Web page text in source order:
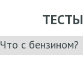
ТЕСТЫ
Что с бензином?